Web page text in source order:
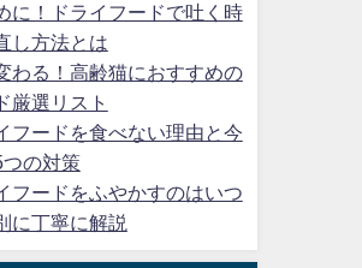
に！ドライフードで吐く時
し方法とは
わる！高齢猫におすすめの
厳選リスト
フードを食べない理由と今
の対策
フードをふやかすのはいつ
に丁寧に解説